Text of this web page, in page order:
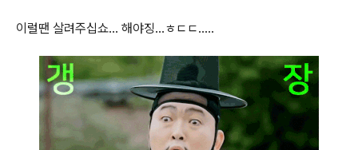
이럴땐 살려주십쇼... 해야징...ㅎㄷㄷ.....